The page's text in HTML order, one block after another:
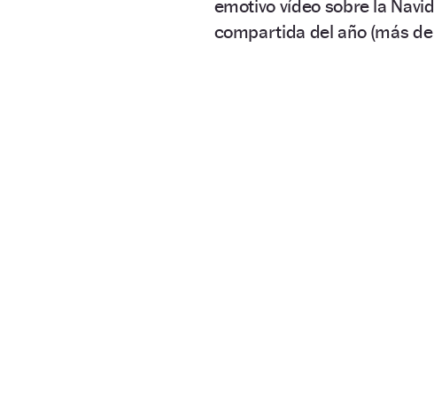
emotivo vídeo sobre la
compartida del año (más de